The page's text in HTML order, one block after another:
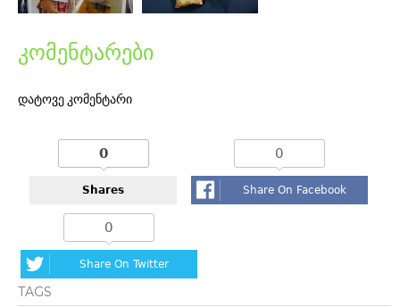
კომენტარები
დატოვე კომენტარი
0
Shares
0
Share On Facebook
0
Share On Twitter
TAGS